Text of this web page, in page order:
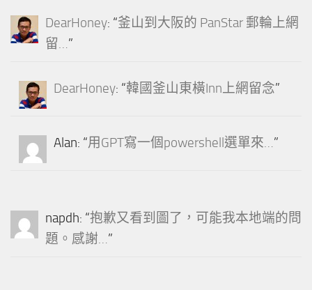
DearHoney: “釜山到大阪的 PanStar 郵輪上網
留…”
DearHoney: “韓國釜山東橫Inn上網留念”
Alan: “用GPT寫一個powershell選單來…”
napdh: “抱歉又看到圖了，可能我本地端的問
題。感謝…”